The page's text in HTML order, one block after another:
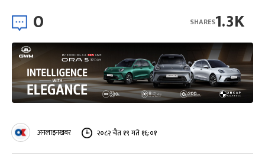
0 1.3K
SHARES
अनलाइनखबर २०८२ चैत १९ गते १६:०१